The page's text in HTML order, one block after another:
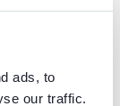
ads, to
our traffic.